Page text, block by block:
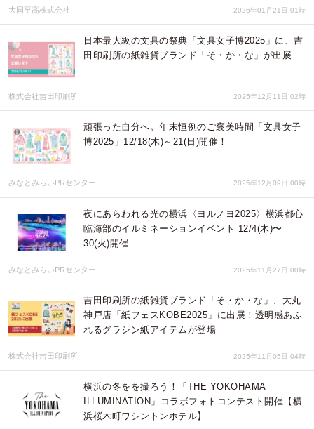
大同至高株式会社 2026年01月21日 01時
日本最大級の文具の祭典「文具女子博2025」に、吉
田印刷所の紙雑貨ブランド「そ・か・な」が出展
株式会社吉田印刷所 2025年12月11日 02時
頑張った自分へ。年末恒例のご褒美時間「文具女子
博2025」12/18(木)～21(日)開催！
みなとみらいPRセンター 2025年12月09日 00時
夜にあらわれる光の横浜〈ヨルノヨ2025〉横浜都心
臨海部のイルミネーションイベント 12/4(木)〜
30(火)開催
みなとみらいPRセンター 2025年11月27日 00時
吉田印刷所の紙雑貨ブランド「そ・か・な」、大丸
神戸店「紙フェスKOBE2025」に出展！透明感あふ
れるグラシン紙アイテムが登場
株式会社吉田印刷所 2025年11月05日 04時
横浜の冬をを撮ろう！「THE YOKOHAMA
ILLUMINATION」コラボフォトコンテスト開催【横
浜桜木町ワシントンホテル】